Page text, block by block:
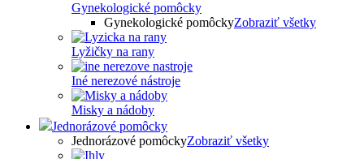
Gynekologické pomôcky
Gynekologické pomôckyZobraziť všetky
Lyžičky na rany
Iné nerezové nástroje
Misky a nádoby
Jednorázové pomôcky
Jednorázové pomôckyZobraziť všetky